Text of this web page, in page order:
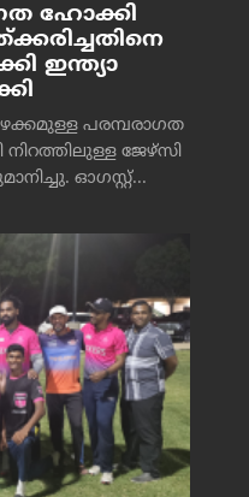
ഹോക്കി
ഇന്ത്യാ
പരമ്പരാഗത
നിറത്തിലുള്ള ജേഴ്‌സി
ഓഗസ്റ്റ്...